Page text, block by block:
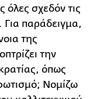
σχεδόν τις
παράδειγμα,
της
την
όπως
Νομίζω